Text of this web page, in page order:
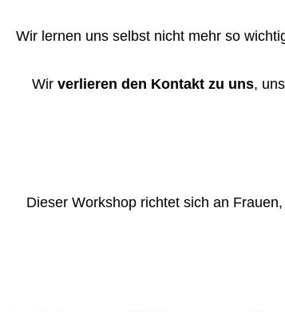
Wir lernen uns selbst nicht mehr so
Wir verlieren den Kontakt zu uns,
Dieser Workshop richtet sich an